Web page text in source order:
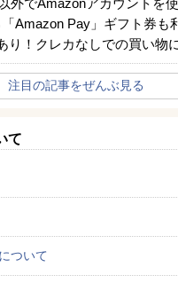
Amazon Pay」ギフト券も
り！クレカなしでの買い物
注目の記事をぜんぶ見る
て
ついて